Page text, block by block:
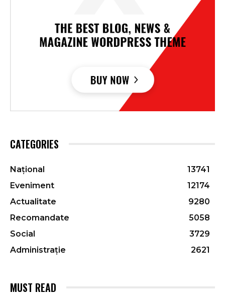
CATEGORIES
Național
13741
Eveniment
12174
Actualitate
9280
Recomandate
5058
Social
3729
Administrație
2621
MUST READ